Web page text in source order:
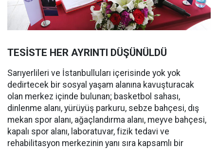
TESİSTE HER AYRINTI DÜŞÜNÜLDÜ
Sarıyerlileri ve İstanbulluları içerisinde yok yok
dedirtecek bir sosyal yaşam alanına kavuşturacak
olan merkez içinde bulunan; basketbol sahası,
dinlenme alanı, yürüyüş parkuru, sebze bahçesi, dış
mekan spor alanı, ağaçlandırma alanı, meyve bahçesi,
kapalı spor alanı, laboratuvar, fizik tedavi ve
rehabilitasyon merkezinin yanı sıra kapsamlı bir